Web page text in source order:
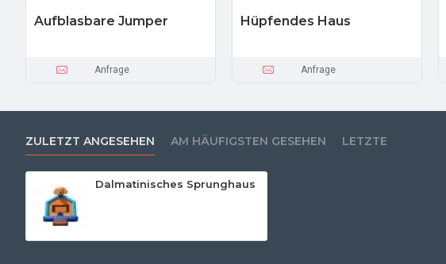
Aufblasbare Jumper
Anfrage
Hüpfendes Haus
Anfrage
ZULETZT ANGESEHEN AM HÄUFIGSTEN GESEHEN LETZTE
Dalmatinisches Sprunghaus